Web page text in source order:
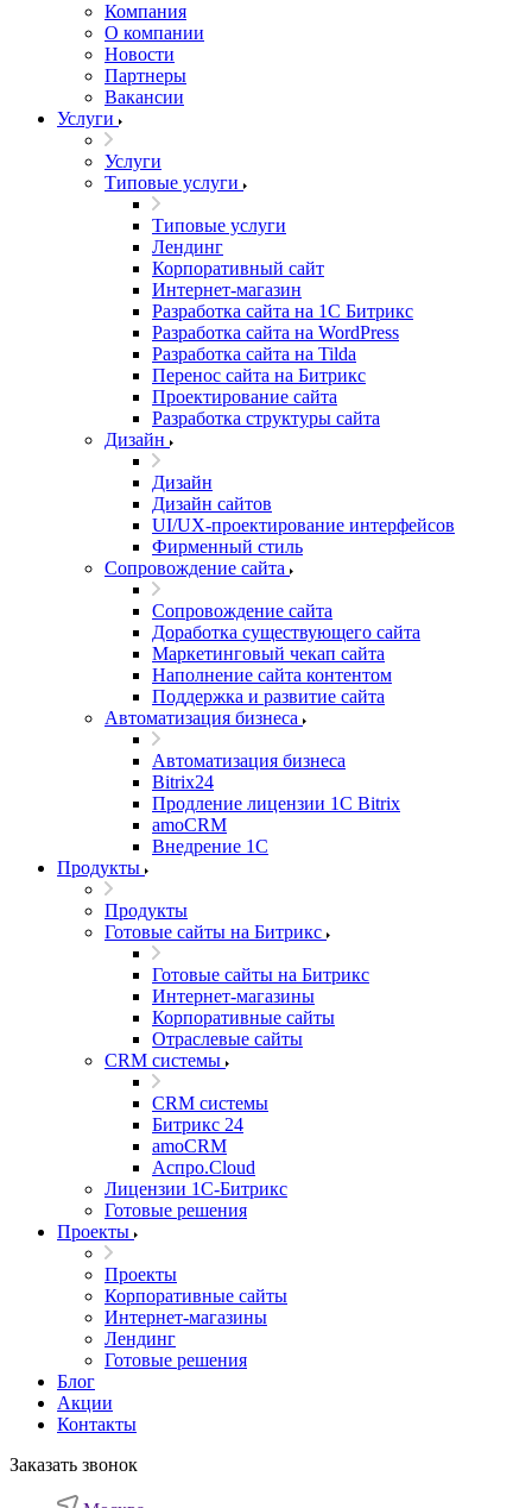
Компания
О компании
Новости
Партнеры
Вакансии
Услуги
Услуги
Типовые услуги
Типовые услуги
Лендинг
Корпоративный сайт
Интернет-магазин
Разработка сайта на 1С Битрикс
Разработка сайта на WordPress
Разработка сайта на Tilda
Перенос сайта на Битрикс
Проектирование сайта
Разработка структуры сайта
Дизайн
Дизайн
Дизайн сайтов
UI/UX-проектирование интерфейсов
Фирменный стиль
Сопровождение сайта
Сопровождение сайта
Доработка существующего сайта
Маркетинговый чекап сайта
Наполнение сайта контентом
Поддержка и развитие сайта
Автоматизация бизнеса
Автоматизация бизнеса
Bitrix24
Продление лицензии 1C Bitrix
amoCRM
Внедрение 1C
Продукты
Продукты
Готовые сайты на Битрикс
Готовые сайты на Битрикс
Интернет-магазины
Корпоративные сайты
Отраслевые сайты
CRM системы
CRM системы
Битрикс 24
amoCRM
Аспро.Cloud
Лицензии 1С-Битрикс
Готовые решения
Проекты
Проекты
Корпоративные сайты
Интернет-магазины
Лендинг
Готовые решения
Блог
Акции
Контакты
Заказать звонок